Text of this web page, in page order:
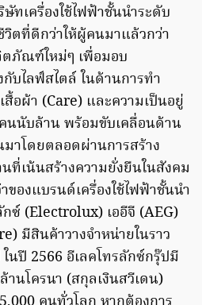
ทเครื่องใช้ไฟฟ้าชั้นนำระดับ
ตที่ดีกว่าให้ผู้คนมาแล้วกว่า
ภัณฑ์ใหม่ๆ เพื่อมอบ
ไลฟ์สไตล์ ในด้านการทำ
สื้อผ้า (Care) และความเป็นอยู่
นับล้าน พร้อมขับเคลื่อนด้าน
าโดยตลอดผ่านการสร้าง
ที่เน้นสร้างความยั่งยืนในสังคม
ของแบรนด์เครื่องใช้ไฟฟ้าชั้นนำ
ซ์ (Electrolux) เออีจี (AEG)
มีสินค้าวางจำหน่ายในราว
นปี 2566 อีเลคโทรลักซ์กรุ๊ปมี
นโครนา (สกุลเงินสวีเดน)